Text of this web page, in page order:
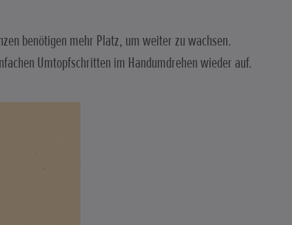
benötigen mehr Platz, um weiter zu wachsen.
Umtopfschritten im Handumdrehen wieder auf.